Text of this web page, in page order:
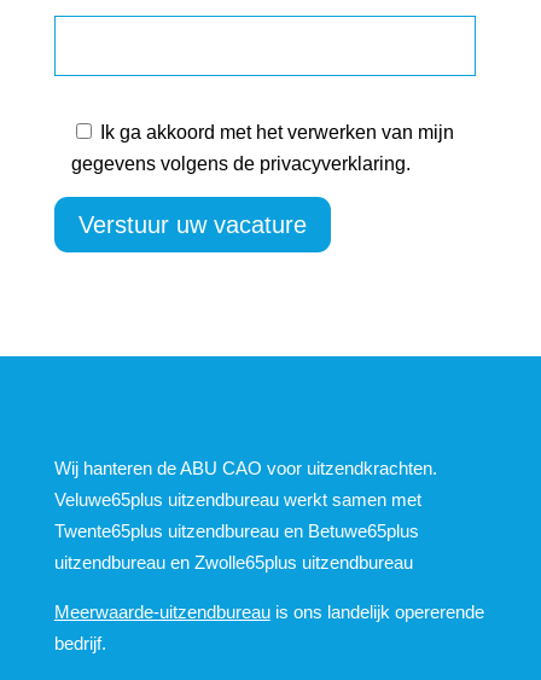
Ik ga akkoord met het verwerken van mijn
gegevens volgens de privacyverklaring.
Verstuur uw vacature
Wij hanteren de ABU CAO voor uitzendkrachten.
Veluwe65plus uitzendbureau werkt samen met
Twente65plus uitzendbureau en Betuwe65plus
uitzendbureau en Zwolle65plus uitzendbureau
Meerwaarde-uitzendbureauis ons landelijk opererende
bedrijf.